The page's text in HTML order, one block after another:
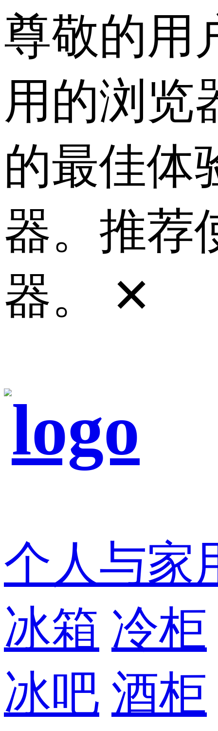
尊敬的用
用的浏览
的最佳体
器。推荐
器。
✕
个人与家
冰箱 冷柜
冰吧 酒柜